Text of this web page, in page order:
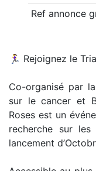
Ref annonce
🏃‍♀️ Rejoignez le
Co-organisé par
sur le cancer et
Roses est un
recherche sur
lancement